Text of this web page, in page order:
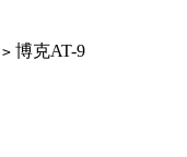
> 博克AT-9